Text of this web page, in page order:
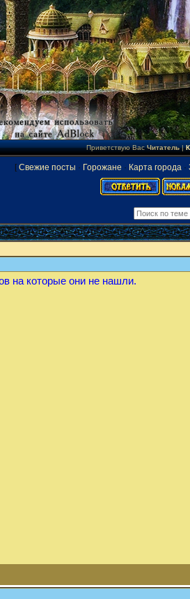
Приветствую Вас Читатель|
[ Свежие посты · Горожане · Карта города ·
на которые они не нашли.